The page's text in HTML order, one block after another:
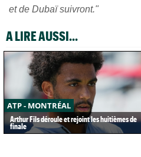
et de Dubaï suivront."
A LIRE AUSSI...
ATP - MONTRÉAL
Arthur Fils déroule et rejoint les huitièmes de
finale